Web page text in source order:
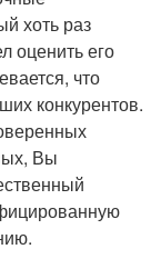
хоть раз
оценить его
что
конкурентов.
Вы